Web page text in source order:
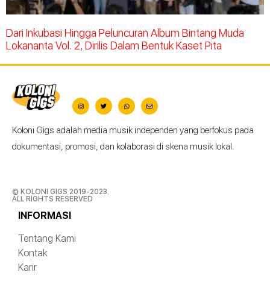
Dari Inkubasi Hingga Peluncuran Album Bintang Muda
Lokananta Vol. 2, Dirilis Dalam Bentuk Kaset Pita
Koloni Gigs adalah media musik independen yang berfokus pada
dokumentasi, promosi, dan kolaborasi di skena musik lokal.
© KOLONI GIGS 2019-2023.
ALL RIGHTS RESERVED
INFORMASI
Tentang Kami
Kontak
Karir